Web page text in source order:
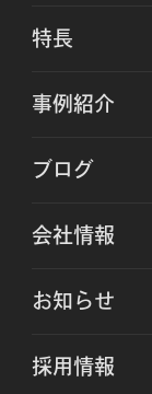
特長
事例紹介
ブログ
会社情報
お知らせ
採用情報